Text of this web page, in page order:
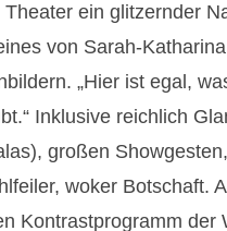
ein glitzernder
von Sarah-
„Hier ist egal,
Inklusive reichlich
großen
woker Botschaft.
Kontrastprogramm der